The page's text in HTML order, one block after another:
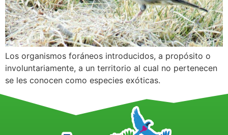
Los organismos foráneos introducidos, a propósito o
involuntariamente, a un territorio al cual no pertenecen
se les conocen como especies exóticas.